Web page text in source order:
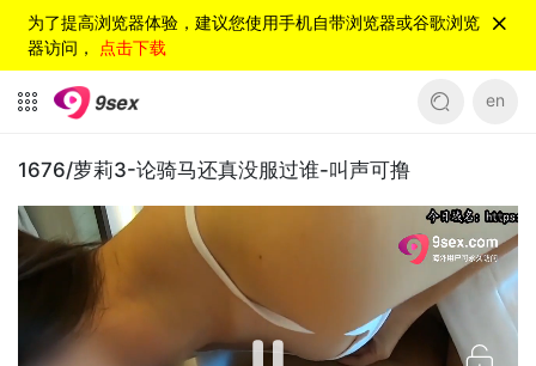
为了提高浏览器体验，建议您使用手机自带浏览器或谷歌浏览
器访问， 点击下载
en
1676/萝莉3-论骑马还真没服过谁-叫声可撸